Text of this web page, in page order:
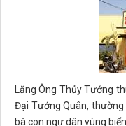
Lăng Ông Thủy Tướng
Đại Tướng Quân, thường
bà con ngư dân vùng biển.